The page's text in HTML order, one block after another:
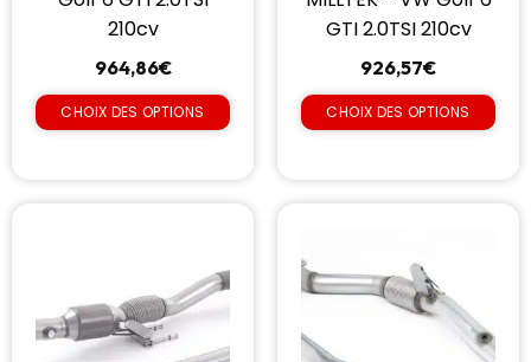
210cv
964,86€
CHOIX DES OPTIONS
GTI 2.0TSI 210cv
926,57€
CHOIX DES OPTIONS